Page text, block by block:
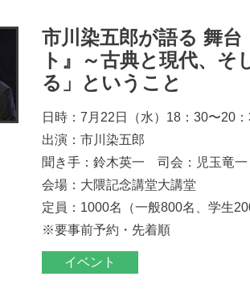
市川染五郎が語る 舞台
ト』～古典と現代、そ
る」ということ
日時：7月22日（水）18：30〜20
出演：市川染五郎
聞き手：鈴木英一 司会：児玉竜一
会場：大隈記念講堂大講堂
定員：1000名（一般800名、学生
※要事前予約・先着順
イベント